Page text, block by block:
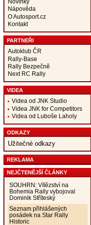
Nápověda
O Autosport.cz
Kontakt
PARTNEŘI
Autoklub ČR
Rally-Base
Rally Bezpečně
Next RC Rally
VIDEA
Videa od JNK Studio
Videa JNK for Competitors
Videa od Luboše Laholy
ODKAZY
Užitečné odkazy
REKLAMA
NEJČTENĚJŠÍ ČLÁNKY
SOUHRN: Vítězství na
Bohemia Rally vybojoval
Dominik Stříteský
Seznam přihlášených
posádek na Star Rally
Historic